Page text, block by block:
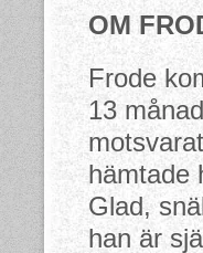
OM
Frode
13
hämtade
Glad,
han är